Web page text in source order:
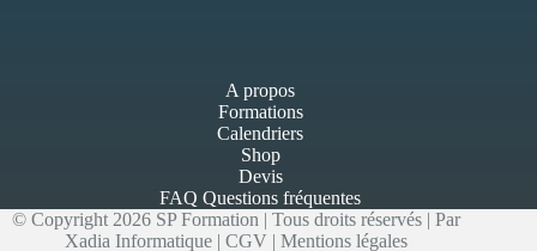
A propos
Formations
Calendriers
Shop
Devis
FAQ Questions fréquentes
© Copyright 2026 SP Formation | Tous droits réservés | Par
Xadia Informatique |CGV |Mentions légales